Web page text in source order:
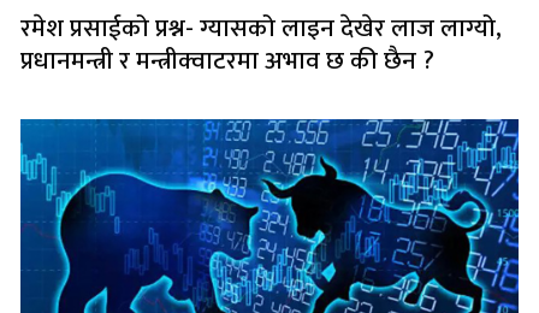
रमेश प्रसाईको प्रश्न- ग्यासको लाइन देखेर लाज लाग्यो,
प्रधानमन्त्री र मन्त्रीक्वाटरमा अभाव छ की छैन ?